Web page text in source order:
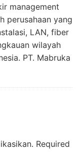
management
perusahaan yang
LAN, fiber
wilayah
PT. Mabruka
Required